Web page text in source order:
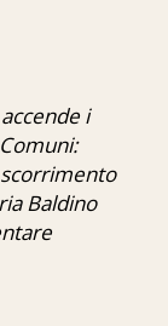
i
scorrimento
Baldino